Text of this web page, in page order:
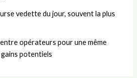
vedette du jour, souvent la plus
opérateurs pour une même
potentiels